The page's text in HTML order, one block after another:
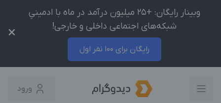
وبینار رایگان: +25 میلیون درآمد در ماه با ادمینیِ
شبکه‌های اجتماعی داخلی و خارجی!
رایگان برای 100 نفر اول
×
ورود